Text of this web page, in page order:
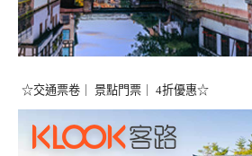
☆交通票卷｜ 景點門票｜ 4折優惠☆